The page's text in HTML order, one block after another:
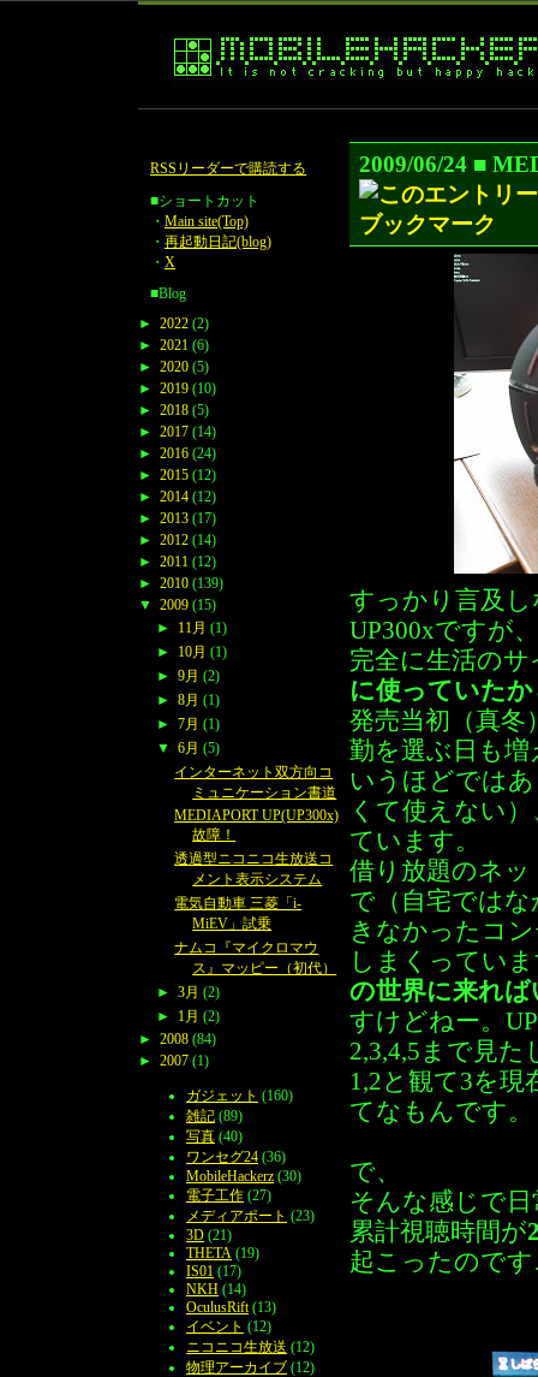
2009/06/24 ■
すっかり言及
UP300xですが
完全に生活の
に使っていた
発売当初（真冬
勤を選ぶ日も
いうほどでは
くて使えない
ています。
借り放題のネ
で（自宅では
きなかったコ
しまくってい
の世界に来れ
すけどねー。
2,3,4,5まで見
1,2と観て3を
てなもんです。
で、
そんな感じで
累計視聴時間が
起こったので
RSSリーダーで購読する
■ショートカット
・ Main site(Top)
・ 再起動日記(blog)
・ X
■Blog
► 2022 (2)
► 2021 (6)
► 2020 (5)
► 2019 (10)
► 2018 (5)
► 2017 (14)
► 2016 (24)
► 2015 (12)
► 2014 (12)
► 2013 (17)
► 2012 (14)
► 2011 (12)
► 2010 (139)
▼ 2009 (15)
►
11月 (1)
►
10月 (1)
► 9月 (2)
► 8月 (1)
► 7月 (1)
▼ 6月 (5)
インターネット双方向コ
ミュニケーション書道
MEDIAPORT UP(UP300x)
故障！
透過型ニコニコ生放送コ
メント表示システム
電気自動車 三菱「i-
MiEV」試乗
ナムコ『マイクロマウ
ス』マッピー（初代）
► 3月 (2)
►
1月 (2)
► 2008 (84)
► 2007 (1)
ガジェット (160)
雑記 (89)
写真 (40)
ワンセグ24 (36)
MobileHackerz (30)
電子工作 (27)
メディアポート (23)
3D (21)
THETA (19)
IS01 (17)
NKH (14)
OculusRift (13)
イベント (12)
ニコニコ生放送 (12)
物理アーカイブ (12)